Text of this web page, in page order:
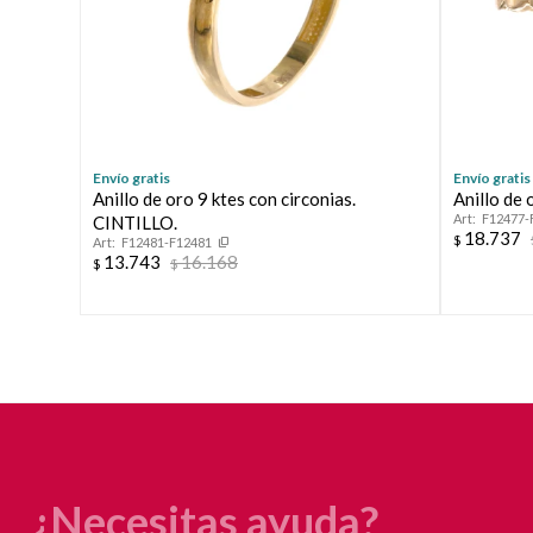
Envío gratis
Anillo de oro 9 ktes con circonias.
CINTILLO.
F12481-F12481
$ 13.743 $16.168
Envío gratis
Anillo de
F12477-
$ 18.737
¿Necesitas ayuda?